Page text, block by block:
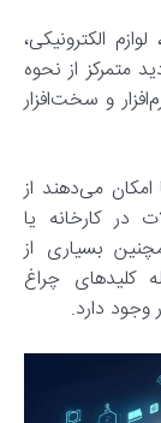
الکترونیکی،
متمرکز از نحوه
و سخت‌افزار
امکان می‌دهند از
در کارخانه یا
بسیاری از
کلیدهای چراغ
دارد.